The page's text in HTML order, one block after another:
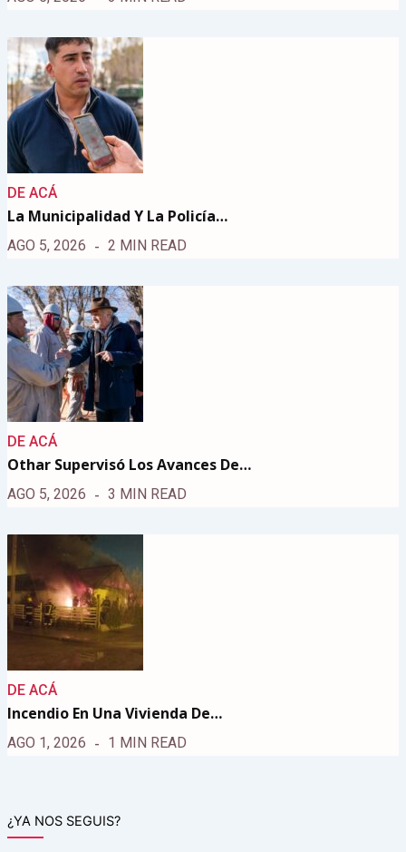
DE ACÁ
La Municipalidad Y La Policía…
AGO 5, 2026 2 MIN READ
DE ACÁ
Othar Supervisó Los Avances De…
AGO 5, 2026 3 MIN READ
DE ACÁ
Incendio En Una Vivienda De…
AGO 1, 2026 1 MIN READ
¿YA NOS SEGUIS?